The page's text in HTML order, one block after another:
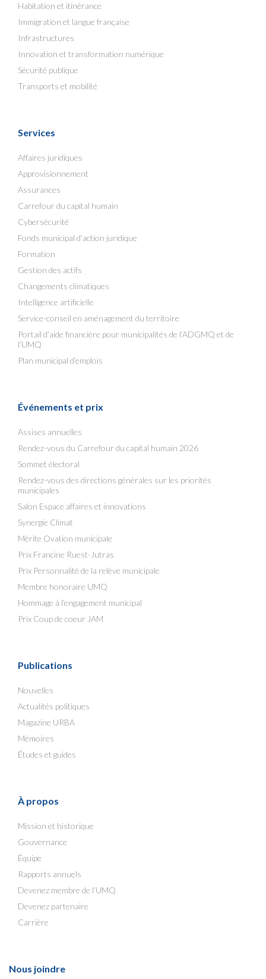
Habitation et itinérance
Immigration et langue française
Infrastructures
Innovation et transformation numérique
Sécurité publique
Transports et mobilité
Services
Affaires juridiques
Approvisionnement
Assurances
Carrefour du capital humain
Cybersécurité
Fonds municipal d’action juridique
Formation
Gestion des actifs
Changements climatiques
Intelligence artificielle
Service-conseil en aménagement du territoire
Portail d’aide financière pour municipalités de l’ADGMQ et de
l’UMQ
Plan municipal d’emplois
Événements et prix
Assises annuelles
Rendez-vous du Carrefour du capital humain 2026
Sommet électoral
Rendez-vous des directions générales sur les priorités
municipales
Salon Espace affaires et innovations
Synergie Climat
Mérite Ovation municipale
Prix Francine Ruest-Jutras
Prix Personnalité de la relève municipale
Membre honoraire UMQ
Hommage à l’engagement municipal
Prix Coup de coeur JAM
Publications
Nouvelles
Actualités politiques
Magazine URBA
Mémoires
Études et guides
À propos
Mission et historique
Gouvernance
Équipe
Rapports annuels
Devenez membre de l’UMQ
Devenez partenaire
Carrière
Nous joindre